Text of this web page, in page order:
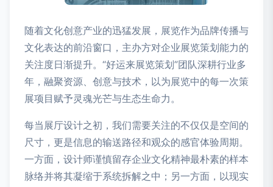
随着文化创意产业的迅猛发展，展览作为品牌传播与
文化表达的前沿窗口，主办方对企业展览策划能力的
关注度日渐提升。“好运来展览策划”团队深耕行业多
年，融聚资源、创意与技术，以为展览中的每一次策
展项目赋予灵魂光芒与生态生命力。
每当展厅设计之初，我们需要关注的不仅仅是空间的
尺寸，更是信息的输送路径和观众的感官体验周期。
一方面，设计师谨慎留存企业文化精神最朴素的样本
脉络并将其凝缩于系统拆解之中；另一方面，以现实